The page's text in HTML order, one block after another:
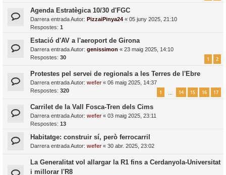
Agenda Estratègica 10/30 d'FGC
Darrera entrada Autor: PizzaiPinya24 « 05 juny 2025, 21:10
Respostes: 1
Estació d'AV a l'aeroport de Girona
Darrera entrada Autor: genissimon « 23 maig 2025, 14:10
Respostes: 30 1 2
Protestes pel servei de regionals a les Terres de l'Ebre
Darrera entrada Autor: wefer « 06 maig 2025, 14:37
Respostes: 320 1 14 15 16 17
Carrilet de la Vall Fosca-Tren dels Cims
Darrera entrada Autor: wefer « 03 maig 2025, 23:11
Respostes: 13
Habitatge: construir sí, però ferrocarril
Darrera entrada Autor: wefer « 30 abr. 2025, 23:02
La Generalitat vol allargar la R1 fins a Cerdanyola-Universitat
i millorar l'R8